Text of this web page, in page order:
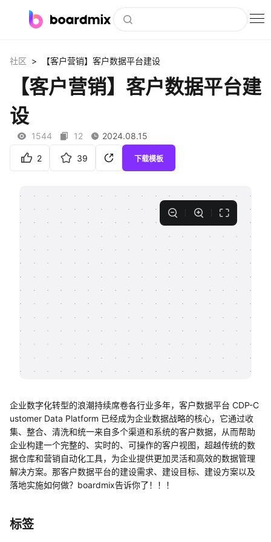
社区资源
企业服务
客户案例
支持
社区 > 【客户营销】客户数据平台建设
【客户营销】客户数据平台建
设
1544 12 2024.08.15
2 39 下载模板
企业数字化转型的浪潮持续席卷各行业多年，客户数据平台 CDP-C
ustomer Data Platform 已经成为企业数据战略的核心，它通过收
集、整合、清洗和统一来自多个渠道和系统的客户数据，从而帮助
企业构建一个完整的、实时的、可操作的客户视图，超越传统的数
据仓库和营销自动化工具，为企业提供更加灵活和高效的数据管理
解决方案。那客户数据平台的建设需求、建设目标、建设方案以及
落地实施如何做？boardmix告诉你了！！！
标签